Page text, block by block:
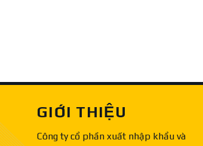
GIỚI THIỆU
Công ty cổ phần xuất nhập khẩu và